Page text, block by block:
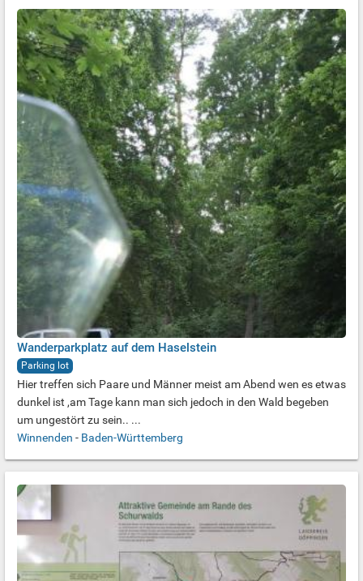
Wanderparkplatz auf dem Haselstein
Parking lot
Hier treffen sich Paare und Männer meist am Abend wen es etwas
dunkel ist ,am Tage kann man sich jedoch in den Wald begeben
um ungestört zu sein.. ...
Winnenden - Baden-Württemberg